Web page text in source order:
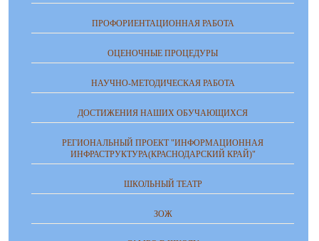
ПРОФОРИЕНТАЦИОННАЯ РАБОТА
ОЦЕНОЧНЫЕ ПРОЦЕДУРЫ
НАУЧНО-МЕТОДИЧЕСКАЯ РАБОТА
ДОСТИЖЕНИЯ НАШИХ ОБУЧАЮЩИХСЯ
РЕГИОНАЛЬНЫЙ ПРОЕКТ "ИНФОРМАЦИОННАЯ
ИНФРАСТРУКТУРА(КРАСНОДАРСКИЙ КРАЙ)"
ШКОЛЬНЫЙ ТЕАТР
ЗОЖ